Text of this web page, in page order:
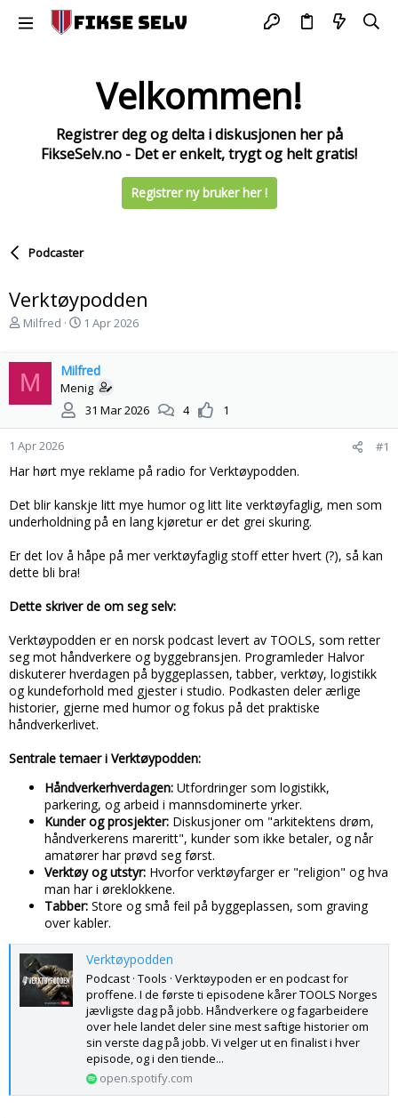
Velkommen!
Registrer deg og delta i diskusjonen her på
FikseSelv.no - Det er enkelt, trygt og helt gratis!
Registrer ny bruker her !
Podcaster
Verktøypodden
T
d
s
t
r
t
e
Milfred
S
r
t
a
t
1 Apr 2026
M Milfred
Menig
31 Mar 2026
4 1
1 Apr 2026 #1
Har hørt mye reklame på radio for Verktøypodden.
Det blir kanskje litt mye humor og litt lite verktøyfaglig, men som
underholdning på en lang kjøretur er det grei skuring.
Er det lov å håpe på mer verktøyfaglig stoff etter hvert (?), så kan
dette bli bra!
Dette skriver de om seg selv:
Verktøypodden er en norsk podcast levert av TOOLS, som retter
seg mot håndverkere og byggebransjen. Programleder Halvor
diskuterer hverdagen på byggeplassen, tabber, verktøy, logistikk
og kundeforhold med gjester i studio. Podkasten deler ærlige
historier, gjerne med humor og fokus på det praktiske
håndverkerlivet.
Sentrale temaer i Verktøypodden:
Håndverkerhverdagen: Utfordringer som logistikk,
parkering, og arbeid i mannsdominerte yrker.
Kunder og prosjekter: Diskusjoner om "arkitektens drøm,
håndverkerens mareritt", kunder som ikke betaler, og når
amatører har prøvd seg først.
Verktøy og utstyr: Hvorfor verktøyfarger er "religion" og hva
man har i øreklokkene.
Tabber: Store og små feil på byggeplassen, som graving
over kabler.
Verktøypodden
Podcast · Tools · Verktøypoden er en podcast for
proffene. I de første ti episodene kårer TOOLS Norges
jævligste dag på jobb. Håndverkere og fagarbeidere
over hele landet deler sine mest saftige historier om
sin verste dag på jobb. Vi velger ut en finalist i hver
episode, og i den tiende...
open.spotify.com